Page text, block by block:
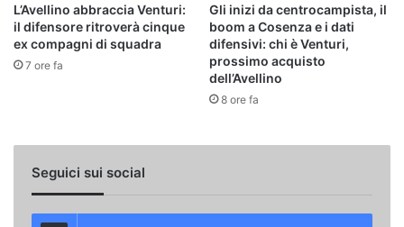
L’Avellino abbraccia Venturi:
il difensore ritroverà cinque
ex compagni di squadra
7 ore fa
Gli inizi da centrocampista, il
boom a Cosenza e i dati
difensivi: chi è Venturi,
prossimo acquisto
dell’Avellino
8 ore fa
Seguici sui social